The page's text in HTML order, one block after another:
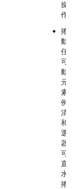
操
作)
捲
動
任
可
動
元
素
例
清
和
選
器
可
直
水
捲